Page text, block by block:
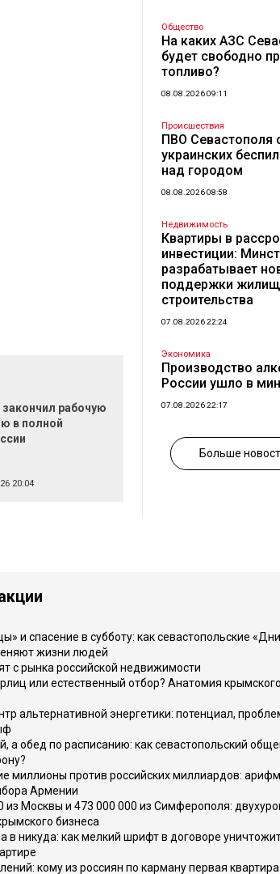
закончил рабочую
в полной
20:04
Общество
На каких АЗС
будет свободно
топливо?
08.08.2026 09:11
Происшествия
ПВО Севастополя
украинских
над городом
08.08.2026 08:58
Недвижимость
Квартиры в
инвестиции:
разрабатывает
поддержки
строительства
07.08.2026 22:24
Экономика
Производство
России ушло в
07.08.2026 22:17
Больше
и спасение в субботу: как севастопольские «Дни
жизни людей
с рынка российской недвижимости
или естественный отбор? Анатомия
альтернативной энергетики: потенциал,
а обед по расписанию: как севастопольский
миллионы против российских миллиардов:
Армении
из Москвы и 473 000 000 из Симферополя:
бизнеса
в никуда: как мелкий шрифт в договоре
кому из россиян по карману первая